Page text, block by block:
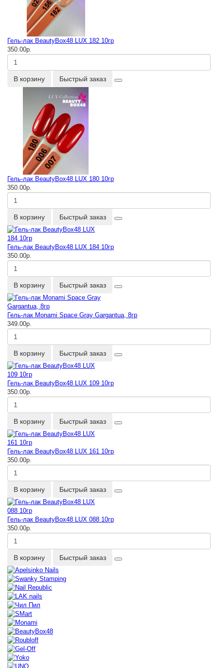
Гель-лак BeautyBox48 LUX 182 10гр
350.00р.
В корзину Быстрый заказ
Гель-лак BeautyBox48 LUX 180 10гр
350.00р.
В корзину Быстрый заказ
Гель-лак BeautyBox48 LUX 184 10гр
350.00р.
В корзину Быстрый заказ
Гель-лак Monami Space Gray Gargantua, 8гр
349.00р.
В корзину Быстрый заказ
Гель-лак BeautyBox48 LUX 109 10гр
350.00р.
В корзину Быстрый заказ
Гель-лак BeautyBox48 LUX 161 10гр
350.00р.
В корзину Быстрый заказ
Гель-лак BeautyBox48 LUX 088 10гр
350.00р.
В корзину Быстрый заказ